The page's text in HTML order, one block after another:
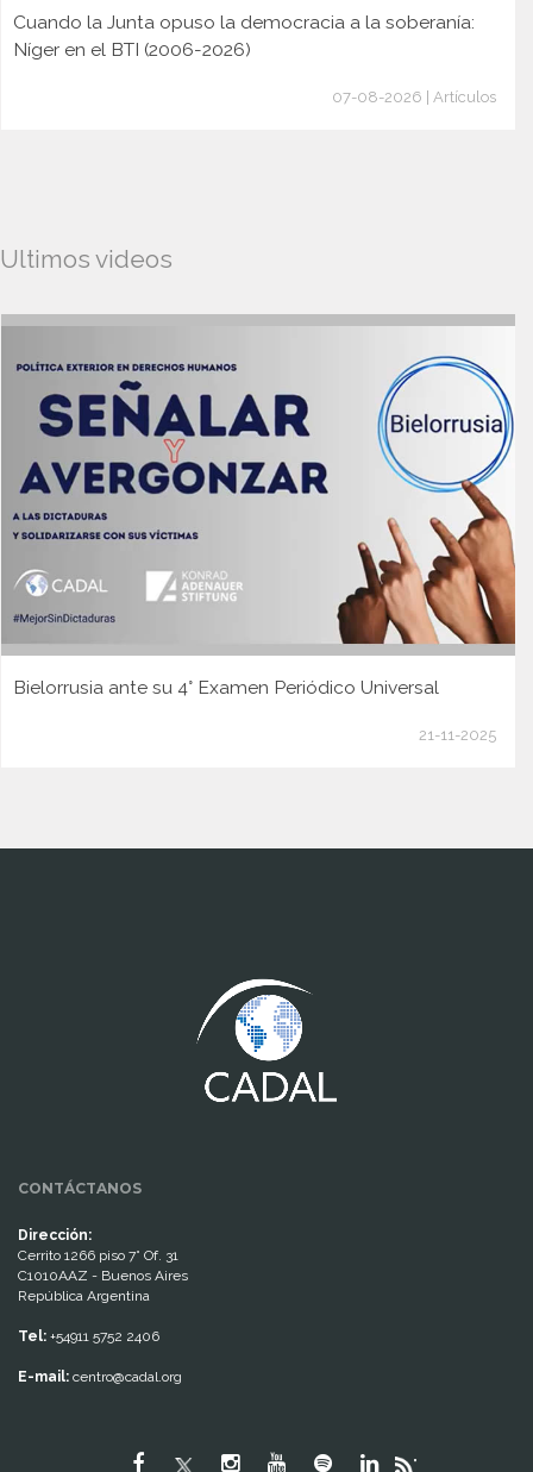
Cuando la Junta opuso la democracia a la soberanía:
Níger en el BTI (2006-2026)
07-08-2026 | Artículos
Ultimos videos
Bielorrusia ante su 4° Examen Periódico Universal
21-11-2025
CONTÁCTANOS
Dirección:
Cerrito 1266 piso 7° Of. 31
C1010AAZ - Buenos Aires
República Argentina
Tel: +54911 5752 2406
E-mail: centro@cadal.org
"